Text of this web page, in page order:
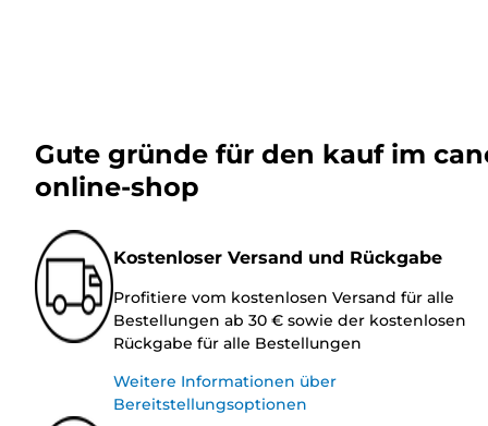
Gute gründe für den kauf im
online-shop
Kostenloser Versand und Rückgabe
Profitiere vom kostenlosen Versand für alle
Bestellungen ab 30 € sowie der kostenlosen
Rückgabe für alle Bestellungen
Weitere Informationen über
Bereitstellungsoptionen